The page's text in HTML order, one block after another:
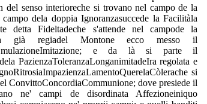
senso interioreche si trovano nel campo de la
dela doppia Ignoranzasuccede la Facilitàla
detta Fideltadeche s'attende nel campode la
la già regiadel Montone ecco messo il
EmulazioneImitazione; e da là si parte il
PazienzaToleranzaLonganimitadeIra regolata e
si
ConvittoConcordiaCommunione; dove presiede il
ne' campi de disordinata Affezioneiniquo